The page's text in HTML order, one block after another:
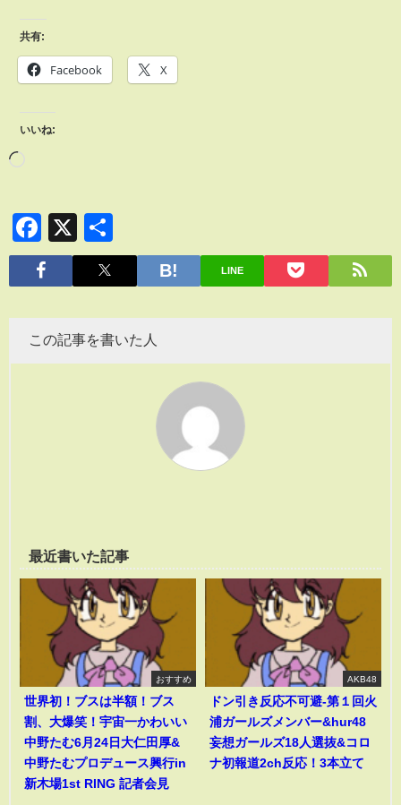
共有:
Facebook X
いいね:
Facebook
X
有
LINE
この記事を書いた人
最近書いた記事
おすすめ
世界初！ブスは半額！ブス
割、大爆笑！宇宙一かわいい
中野たむ6月24日大仁田厚&
中野たむプロデュース興行in
新木場1st RING 記者会見
AKB48
ドン引き反応不可避-第１回火
浦ガールズメンバー&hur48
妄想ガールズ18人選抜&コロ
ナ初報道2ch反応！3本立て